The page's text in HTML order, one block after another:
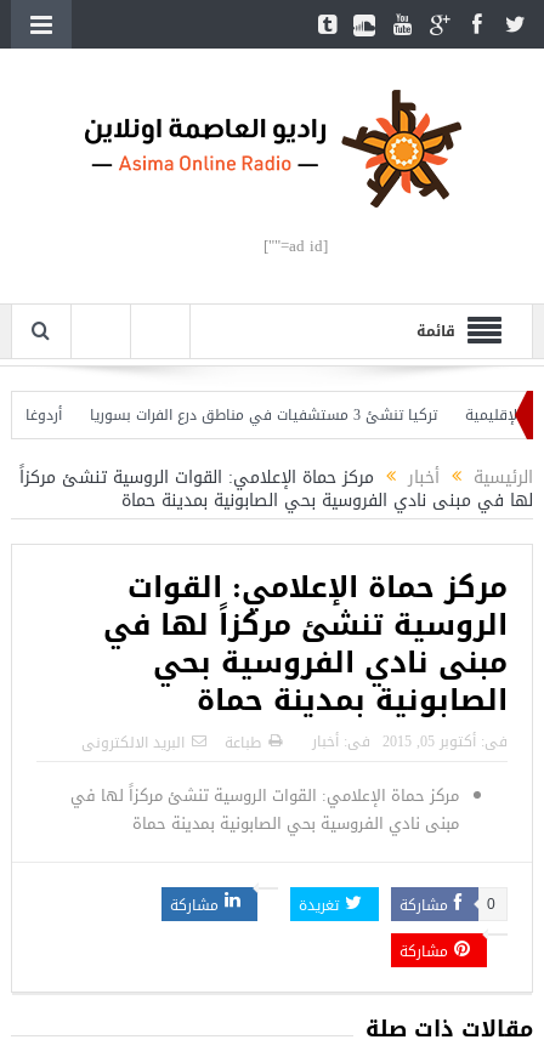
[ad id=""]
قائمة
تركيا تنشئ 3 مستشفيات في مناطق درع الفرات بسوريا
أردوغان
الرئيسية أخبار مركز حماة الإعلامي: القوات الروسية تنشئ مركزاً
لها في مبنى نادي الفروسية بحي الصابونية بمدينة حماة
مركز حماة الإعلامي: القوات
الروسية تنشئ مركزاً لها في
مبنى نادي الفروسية بحي
الصابونية بمدينة حماة
فى: أكتوبر 05, 2015 فى: أخبار طباعة البريد الالكترونى
مركز حماة الإعلامي: القوات الروسية تنشئ مركزاً لها في
مبنى نادي الفروسية بحي الصابونية بمدينة حماة
مشاركة 0 تغريدة
مشاركة
مشاركة
مقالات ذات صلة